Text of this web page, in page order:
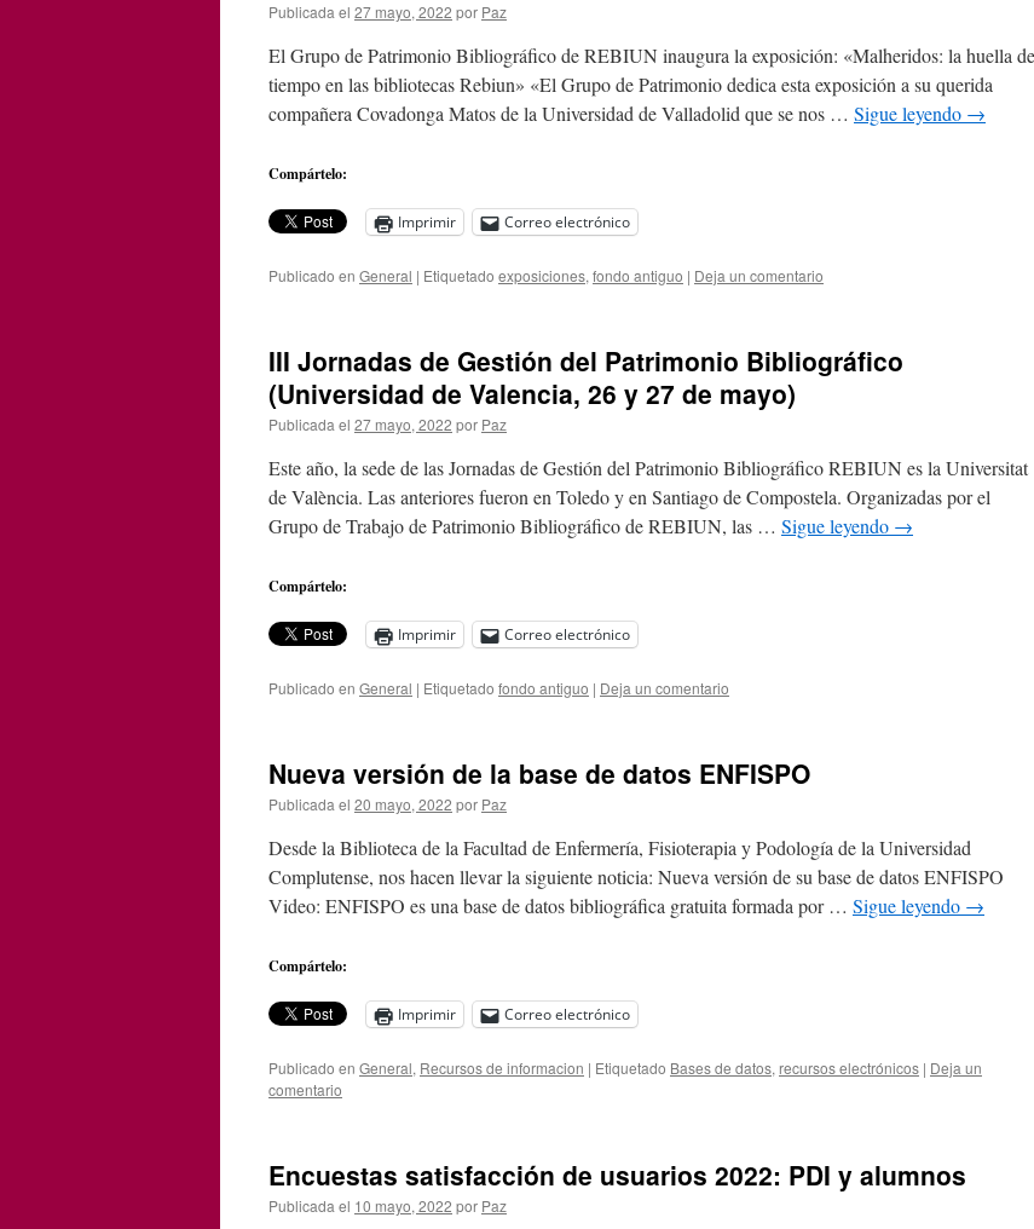
Publicada el 27 mayo, 2022 por Paz
El Grupo de Patrimonio Bibliográfico de REBIUN inaugura la exposición: «Malheridos: la huella
tiempo en las bibliotecas Rebiun» «El Grupo de Patrimonio dedica esta exposición a su querida
compañera Covadonga Matos de la Universidad de Valladolid que se nos … Sigue leyendo →
Compártelo:
Imprimir Correo electrónico
Publicado en General | Etiquetado exposiciones, fondo antiguo | Deja un comentario
III Jornadas de Gestión del Patrimonio Bibliográfico
(Universidad de Valencia, 26 y 27 de mayo)
Publicada el 27 mayo, 2022 por Paz
Este año, la sede de las Jornadas de Gestión del Patrimonio Bibliográfico REBIUN es la Universitat
de València. Las anteriores fueron en Toledo y en Santiago de Compostela. Organizadas por el
Grupo de Trabajo de Patrimonio Bibliográfico de REBIUN, las … Sigue leyendo →
Compártelo:
Imprimir Correo electrónico
Publicado en General | Etiquetado fondo antiguo | Deja un comentario
Nueva versión de la base de datos ENFISPO
Publicada el 20 mayo, 2022 por Paz
Desde la Biblioteca de la Facultad de Enfermería, Fisioterapia y Podología de la Universidad
Complutense, nos hacen llevar la siguiente noticia: Nueva versión de su base de datos ENFISPO
Video: ENFISPO es una base de datos bibliográfica gratuita formada por … Sigue leyendo →
Compártelo:
Imprimir Correo electrónico
Publicado en General, Recursos de informacion | Etiquetado Bases de datos, recursos electrónicos | Deja un
comentario
Encuestas satisfacción de usuarios 2022: PDI y alumnos
Publicada el 10 mayo, 2022 por Paz